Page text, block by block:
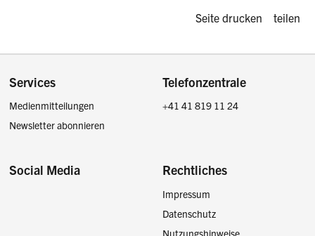
Diese Seite
Seite drucken teilen
Footer
Services
Medienmitteilungen
Newsletter abonnieren
Telefonzentrale
+41 41 819 11 24
Social Media Rechtliches
Impressum
Datenschutz
Nutzungshinweise